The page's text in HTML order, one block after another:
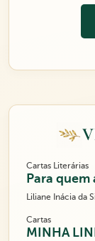
Cartas Literárias
Para
Liliane Inácia da
Cartas
MINHA